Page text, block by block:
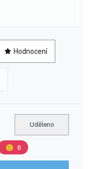
Hodnocení
Uděleno
🙁 0